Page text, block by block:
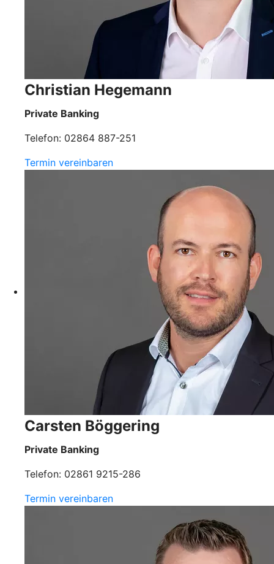
Christian Hegemann
Private Banking
Telefon: 02864 887-251
Termin vereinbaren
Carsten Böggering
Private Banking
Telefon: 02861 9215-286
Termin vereinbaren